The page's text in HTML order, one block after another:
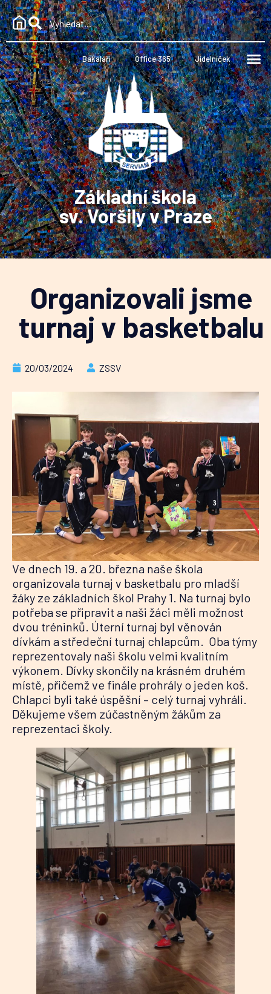
Bakaláři Office 365 Jídelníček
Základní škola
sv. Voršily v Praze
Organizovali jsme
turnaj v basketbalu
20/03/2024 ZSSV
Ve dnech 19. a 20. března naše škola
organizovala turnaj v basketbalu pro mladší
žáky ze základních škol Prahy 1. Na turnaj bylo
potřeba se připravit a naši žáci měli možnost
dvou tréninků. Úterní turnaj byl věnován
dívkám a středeční turnaj chlapcům. Oba týmy
reprezentovaly naši školu velmi kvalitním
výkonem. Dívky skončily na krásném druhém
místě, přičemž ve finále prohrály o jeden koš.
Chlapci byli také úspěšní – celý turnaj vyhráli.
Děkujeme všem zúčastněným žákům za
reprezentaci školy.